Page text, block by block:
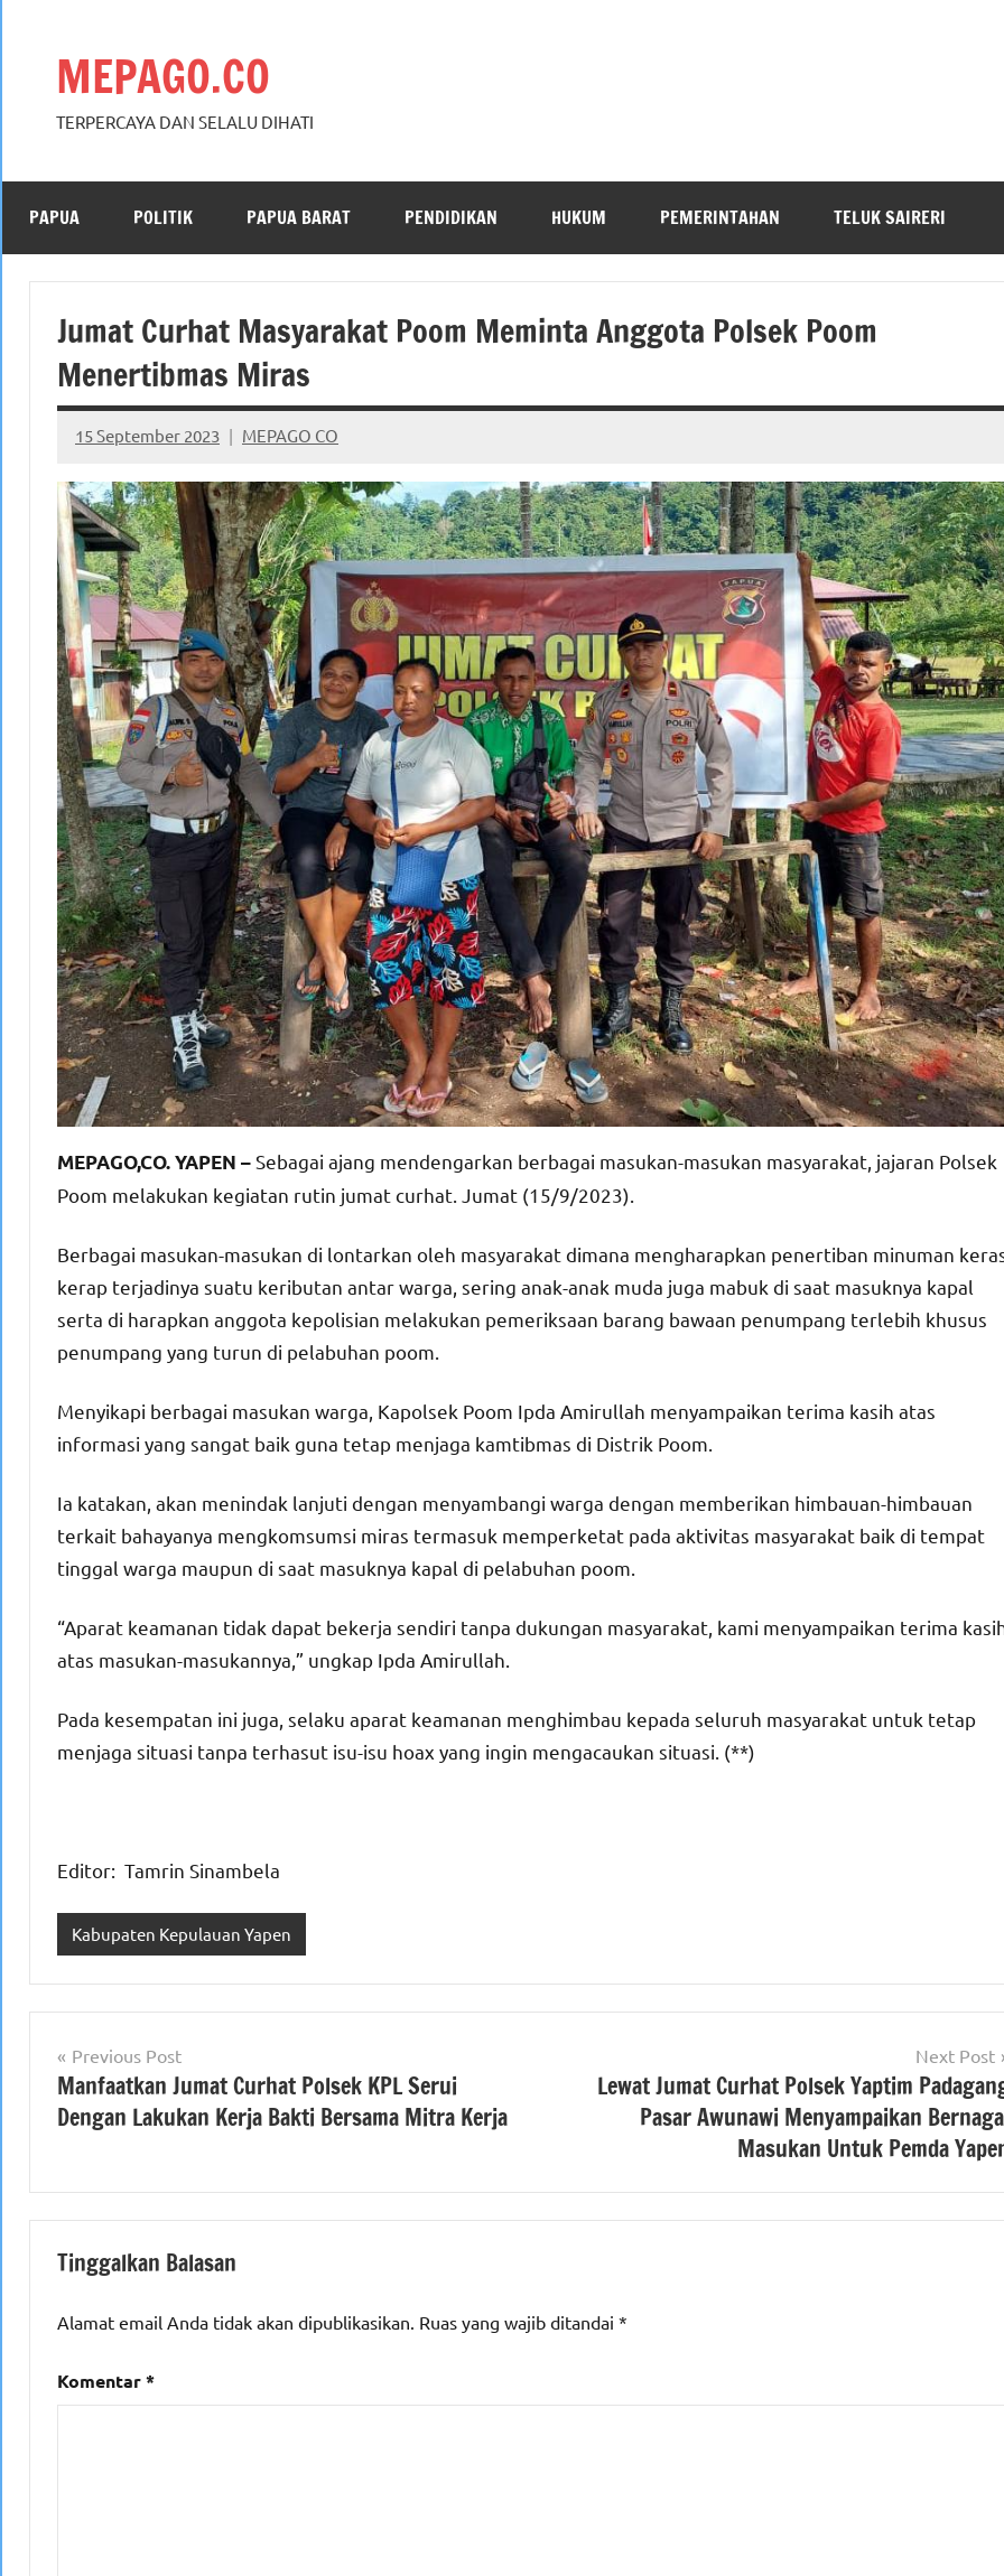
MEPAGO.CO
TERPERCAYA DAN SELALU DIHATI
PAPUA POLITIK PAPUA BARAT PENDIDIKAN HUKUM PEMERINTAHAN TELUK SAIRERI
Jumat Curhat Masyarakat Poom Meminta Anggota Polsek Poom
Menertibmas Miras
15 September 2023 MEPAGO CO
No
comments
MEPAGO,CO. YAPEN –Sebagai ajang mendengarkan berbagai masukan-masukan masyarakat, jajaran Polsek
Poom melakukan kegiatan rutin jumat curhat. Jumat (15/9/2023).
Berbagai masukan-masukan di lontarkan oleh masyarakat dimana mengharapkan penertiban minuman
kerap terjadinya suatu keributan antar warga, sering anak-anak muda juga mabuk di saat masuknya kapal
serta di harapkan anggota kepolisian melakukan pemeriksaan barang bawaan penumpang terlebih khusus
penumpang yang turun di pelabuhan poom.
Menyikapi berbagai masukan warga, Kapolsek Poom Ipda Amirullah menyampaikan terima kasih atas
informasi yang sangat baik guna tetap menjaga kamtibmas di Distrik Poom.
Ia katakan, akan menindak lanjuti dengan menyambangi warga dengan memberikan himbauan-himbauan
terkait bahayanya mengkomsumsi miras termasuk memperketat pada aktivitas masyarakat baik di tempat
tinggal warga maupun di saat masuknya kapal di pelabuhan poom.
“Aparat keamanan tidak dapat bekerja sendiri tanpa dukungan masyarakat, kami menyampaikan terima
atas masukan-masukannya,” ungkap Ipda Amirullah.
Pada kesempatan ini juga, selaku aparat keamanan menghimbau kepada seluruh masyarakat untuk tetap
menjaga situasi tanpa terhasut isu-isu hoax yang ingin mengacaukan situasi. (**)
Editor: Tamrin Sinambela
Kabupaten Kepulauan Yapen
Navigasi
pos
Previous Post
Manfaatkan Jumat Curhat Polsek KPL Serui
Dengan Lakukan Kerja Bakti Bersama Mitra Kerja
Next Post
Lewat Jumat Curhat Polsek Yaptim
Pasar Awunawi Menyampaikan
Masukan Untuk Pemda
Tinggalkan Balasan
Alamat email Anda tidak akan dipublikasikan. Ruas yang wajib ditandai *
Komentar*